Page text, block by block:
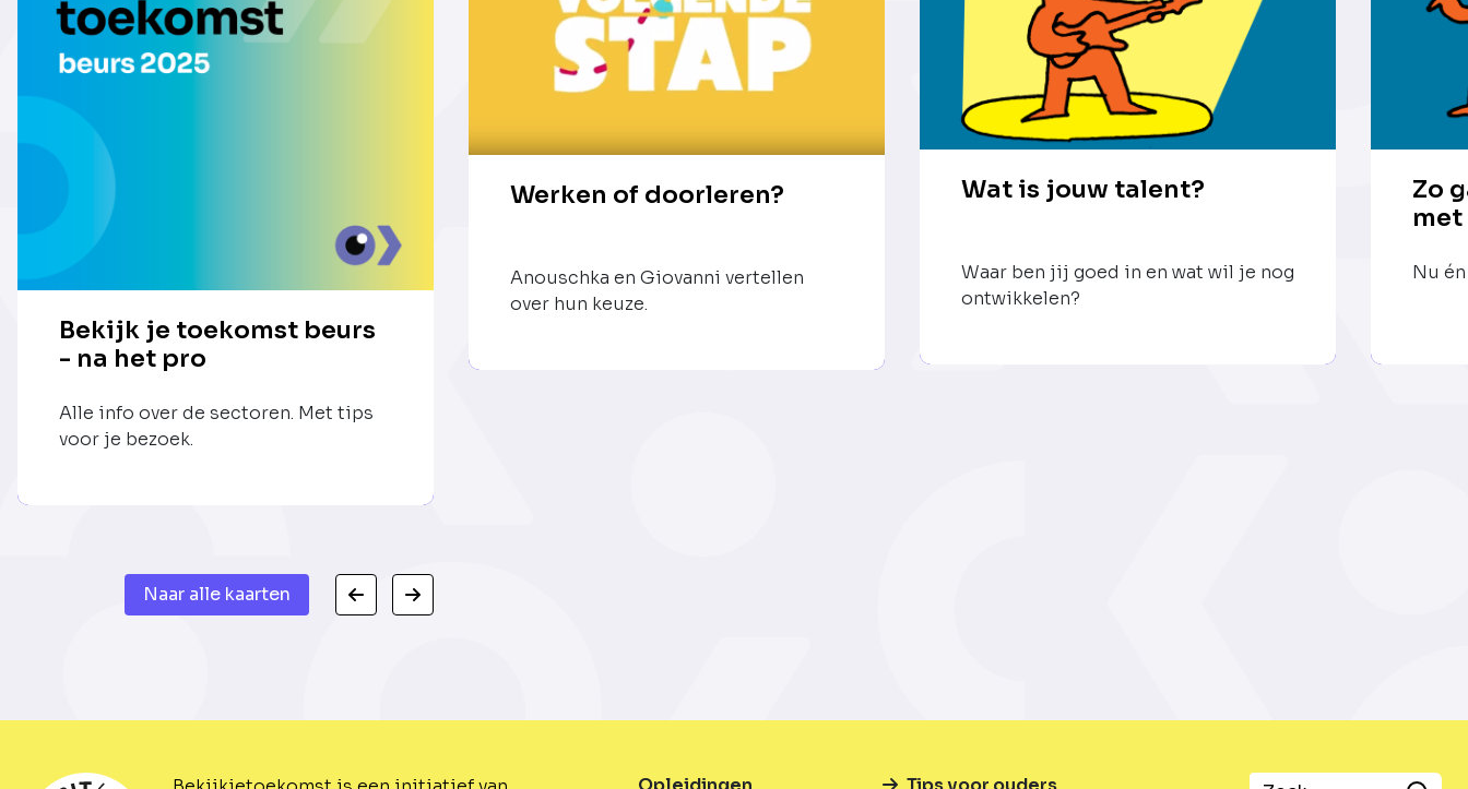
Bekijk je toekomst beurs
- na het pro
Alle info over de sectoren. Met tips
voor je bezoek.
Werken of doorleren?
Anouschka en Giovanni vertellen
over hun keuze.
Wat is jouw talent?
Waar ben jij goed in en wat wil je nog
ontwikkelen?
Zo
Nu
Naar alle kaarten